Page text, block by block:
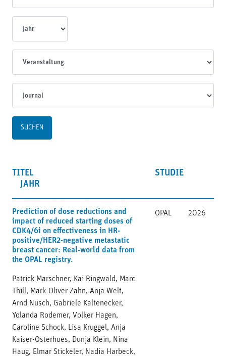
TITEL
STUDIE
JAHR
Prediction of dose reductions and
impact of reduced starting doses of
CDK4/6i on effectiveness in HR-
positive/HER2-negative metastatic
breast cancer: Real-world data from
the OPAL registry.
Patrick Marschner, Kai Ringwald, Marc
Thill, Mark-Oliver Zahn, Anja Welt,
Arnd Nusch, Gabriele Kaltenecker,
Yolanda Rodemer, Volker Hagen,
Caroline Schock, Lisa Kruggel, Anja
Kaiser-Osterhues, Dunja Klein, Nina
Haug, Elmar Stickeler, Nadia Harbeck,
OPAL 2026